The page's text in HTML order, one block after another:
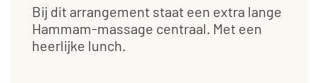
Bij dit arrangement staat een extra lange
Hammam-massage centraal. Met een
heerlijke lunch.